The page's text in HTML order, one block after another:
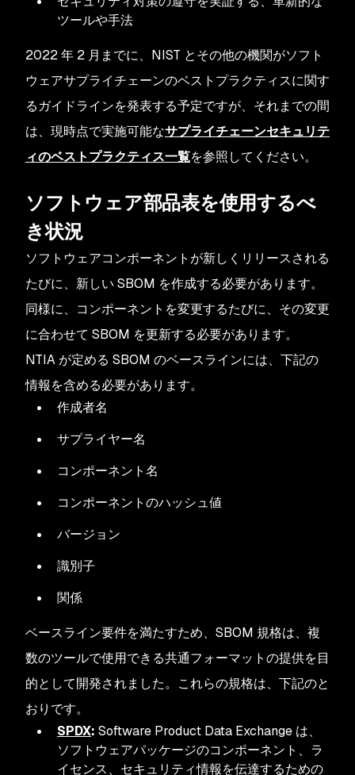
ツールや手法
2022 年 2 月までに、NIST とその他の機関がソフト
ウェアサプライチェーンのベストプラクティスに関す
るガイドラインを発表する予定ですが、それまでの間
は、現時点で実施可能なサプライチェーンセキュリテ
ィのベストプラクティス一覧を参照してください。
ソフトウェア部品表を使用するべ
き状況
ソフトウェアコンポーネントが新しくリリースされる
たびに、新しい SBOM を作成する必要があります。
同様に、コンポーネントを変更するたびに、その変更
に合わせて SBOM を更新する必要があります。
NTIA が定める SBOM のベースラインには、下記の
情報を含める必要があります。
作成者名
サプライヤー名
コンポーネント名
コンポーネントのハッシュ値
バージョン
識別子
関係
ベースライン要件を満たすため、SBOM 規格は、複
数のツールで使用できる共通フォーマットの提供を目
的として開発されました。これらの規格は、下記のと
おりです。
SPDX: Software Product Data Exchange は、
ソフトウェアパッケージのコンポーネント、ラ
イセンス、セキュリティ情報を伝達するための